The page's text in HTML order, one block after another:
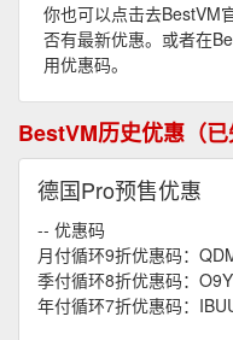
你也可以点击去BestVM
否有最新优惠。或者在
用优惠码。
BestVM历史优惠（已
德国Pro预售优惠
-- 优惠码
月付循环9折优惠码：
季付循环8折优惠码：
年付循环7折优惠码：